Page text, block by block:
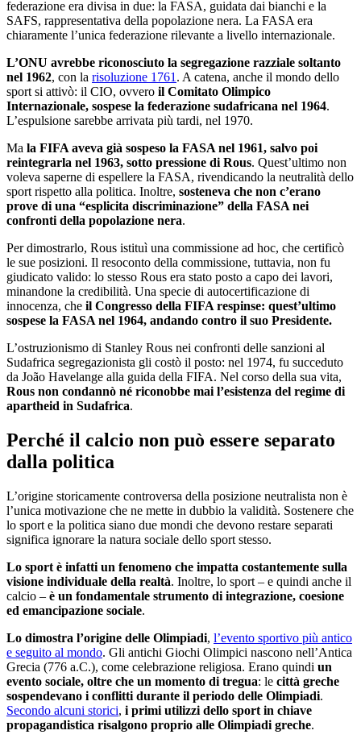
federazione era divisa in due: la FASA, guidata dai bianchi e la
SAFS, rappresentativa della popolazione nera. La FASA era
chiaramente l’unica federazione rilevante a livello internazionale.
L’ONU avrebbe riconosciuto la segregazione razziale soltanto
nel 1962, con la risoluzione 1761 . A catena, anche il mondo dello
sport si attivò: il CIO, ovvero il Comitato Olimpico
Internazionale, sospese la federazione sudafricana nel 1964.
L’espulsione sarebbe arrivata più tardi, nel 1970.
Ma la FIFA aveva già sospeso la FASA nel 1961, salvo poi
reintegrarla nel 1963, sotto pressione di Rous. Quest’ultimo non
voleva saperne di espellere la FASA, rivendicando la neutralità dello
sport rispetto alla politica. Inoltre, sosteneva che non c’erano
prove di una “esplicita discriminazione” della FASA nei
confronti della popolazione nera.
Per dimostrarlo, Rous istituì una commissione ad hoc, che certificò
le sue posizioni. Il resoconto della commissione, tuttavia, non fu
giudicato valido: lo stesso Rous era stato posto a capo dei lavori,
minandone la credibilità. Una specie di autocertificazione di
innocenza, che il Congresso della FIFA respinse: quest’ultimo
sospese la FASA nel 1964, andando contro il suo Presidente.
L’ostruzionismo di Stanley Rous nei confronti delle sanzioni al
Sudafrica segregazionista gli costò il posto: nel 1974, fu succeduto
da João Havelange alla guida della FIFA. Nel corso della sua vita,
Rous non condannò né riconobbe mai l’esistenza del regime di
apartheid in Sudafrica.
Perché il calcio non può essere separato
dalla politica
L’origine storicamente controversa della posizione neutralista non è
l’unica motivazione che ne mette in dubbio la validità. Sostenere che
lo sport e la politica siano due mondi che devono restare separati
significa ignorare la natura sociale dello sport stesso.
Lo sport è infatti un fenomeno che impatta costantemente sulla
visione individuale della realtà. Inoltre, lo sport – e quindi anche il
calcio – è un fondamentale strumento di integrazione, coesione
ed emancipazione sociale.
Lo dimostra l’origine delle Olimpiadi, l’evento sportivo più antico
e seguito al mondo. Gli antichi Giochi Olimpici nascono nell’Antica
Grecia (776 a.C.), come celebrazione religiosa. Erano quindi un
evento sociale, oltre che un momento di tregua: le città greche
sospendevano i conflitti durante il periodo delle Olimpiadi.
Secondo alcuni storici, i primi utilizzi dello sport in chiave
propagandistica risalgono proprio alle Olimpiadi greche.